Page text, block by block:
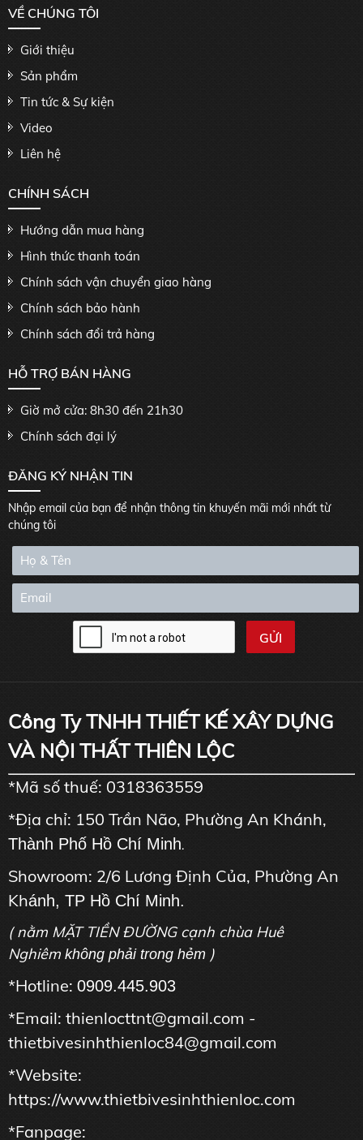
VỀ CHÚNG TÔI
Giới thiệu
Sản phẩm
Tin tức & Sự kiện
Video
Liên hệ
CHÍNH SÁCH
Hướng dẫn mua hàng
Hình thức thanh toán
Chính sách vận chuyển giao hàng
Chính sách bảo hành
Chính sách đổi trả hàng
HỖ TRỢ BÁN HÀNG
Giờ mở cửa: 8h30 đến 21h30
Chính sách đại lý
ĐĂNG KÝ NHẬN TIN
Nhập email của bạn để nhận thông tin khuyến mãi mới nhất từ
chúng tôi
Công Ty TNHH THIẾT KẾ XÂY DỰNG
VÀ NỘI THẤT THIÊN LỘC
*Mã số thuế: 0318363559
*Địa chỉ: 150 Trần Não, Phường An Khánh,
Thành Phố Hồ Chí Minh.
Showroom: 2/6 Lương Định Của, Phường An
Khánh, TP Hồ Chí Minh.
( nằm MẶT TIỀN ĐƯỜNG cạnh chùa Huê
Nghiêm không phải trong hẻm )
*Hotline: 0909.445.903
*Email: thienlocttnt@gmail.com -
thietbivesinhthienloc84@gmail.com
*Website:
https://www.thietbivesinhthienloc.com
*Fanpage: